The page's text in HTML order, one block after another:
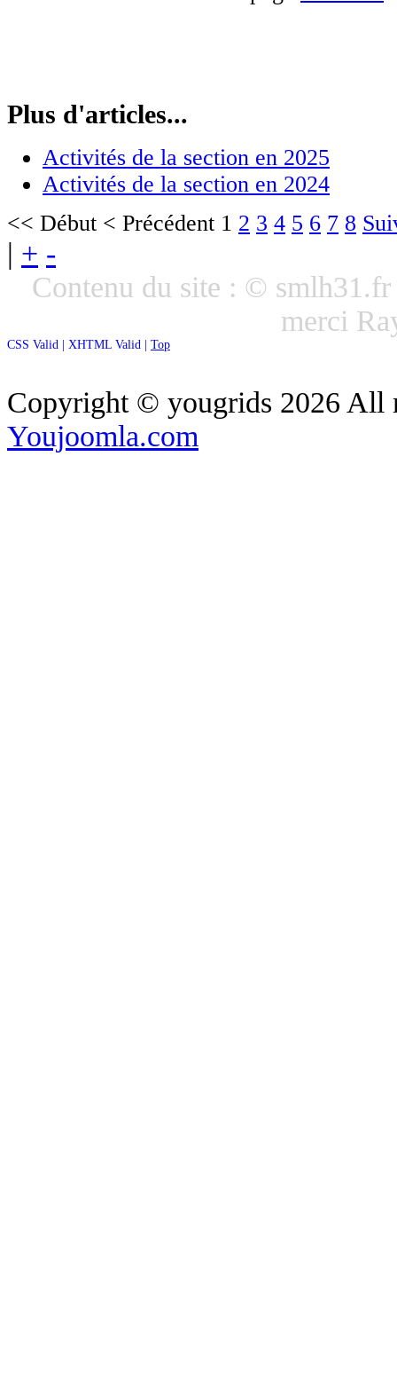
Plus d'articles...
Activités de la section en 2025
Activités de la section en 2024
<< Début < Précédent 1 2 3 4 5 6 7 8
| + -
Contenu du site : ©
merci
CSS Valid | XHTML Valid | Top
Copyright © yougrids 2026 All
Youjoomla.com